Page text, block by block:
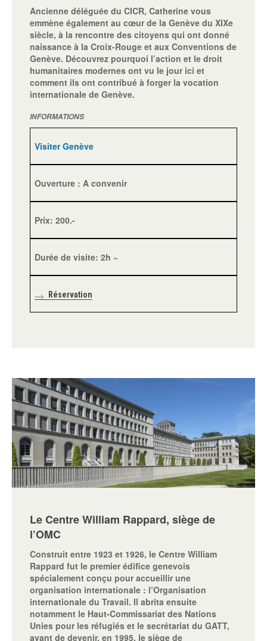
Ancienne déléguée du CICR, Catherine vous
emmène également au cœur de la Genève du XIXe
siècle, à la rencontre des citoyens qui ont donné
naissance à la Croix-Rouge et aux Conventions de
Genève. Découvrez pourquoi l’action et le droit
humanitaires modernes ont vu le jour ici et
comment ils ont contribué à forger la vocation
internationale de Genève.
INFORMATIONS
Visiter Genève
Ouverture : A convenir
Prix: 200.-
Durée de visite: 2h ~
Réservation
Le Centre William Rappard, siège de
l’OMC
Construit entre 1923 et 1926, le Centre William
Rappard fut le premier édifice genevois
spécialement conçu pour accueillir une
organisation internationale : l’Organisation
internationale du Travail. Il abrita ensuite
notamment le Haut-Commissariat des Nations
Unies pour les réfugiés et le secrétariat du GATT,
avant de devenir, en 1995, le siège de